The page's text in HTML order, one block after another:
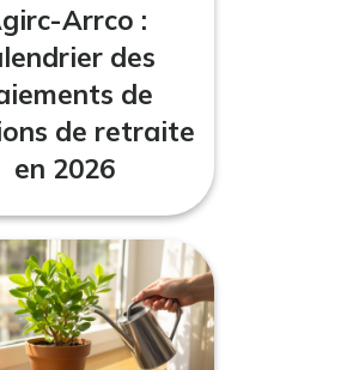
Arrco :
des
de
de retraite
en 2026